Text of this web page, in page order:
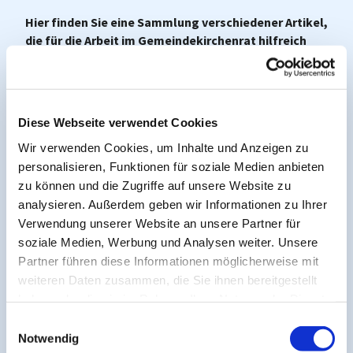
Diese Webseite verwendet Cookies
Wir verwenden Cookies, um Inhalte und Anzeigen zu
personalisieren, Funktionen für soziale Medien anbieten
zu können und die Zugriffe auf unsere Website zu
analysieren. Außerdem geben wir Informationen zu Ihrer
Verwendung unserer Website an unsere Partner für
soziale Medien, Werbung und Analysen weiter. Unsere
Partner führen diese Informationen möglicherweise mit
weiteren Daten zusammen, die Sie ihnen bereitgestellt
Notwendig
Hier finden Sie eine Sammlung verschiedener Artikel,
die für die Arbeit im Gemeindekirchenrat hilfreich
altung
GKR:
"Ich
wähle den
Smiley
aus, denn
ich fühle
mich jetzt
gut
für den
Dienst als